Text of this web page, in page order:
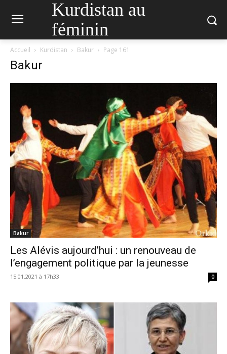
Kurdistan au
féminin
Accueil Kurdistan Bakur Page 161
Bakur
Bakur
Les Alévis aujourd’hui : un renouveau de
l’engagement politique par la jeunesse
15.01.2021 à 17h33 0